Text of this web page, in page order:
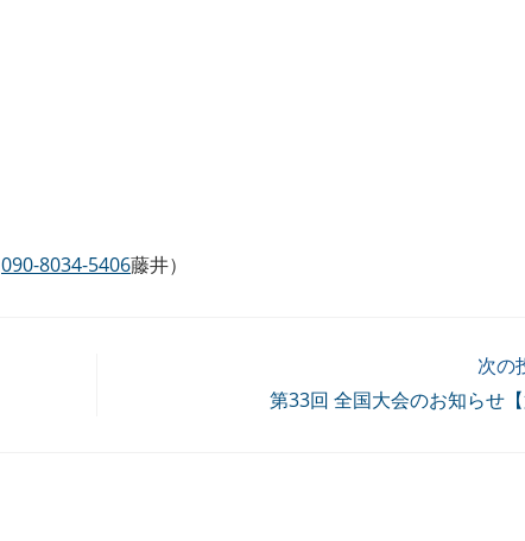
090-8034-5406藤井）
次の
第33回 全国大会のお知らせ【